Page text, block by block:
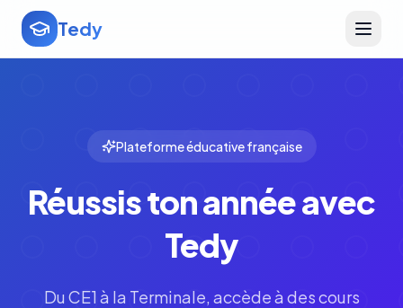
Tedy
Plateforme éducative française
Réussis ton année avec
Tedy
Du CE1 à la Terminale, accède à des cours